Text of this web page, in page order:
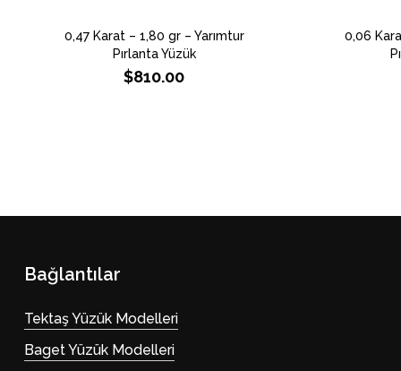
0,47 Karat – 1,80 gr – Yarımtur
Pırlanta Yüzük
$810.00
0,06
Bağlantılar
Tektaş Yüzük Modelleri
Baget Yüzük Modelleri